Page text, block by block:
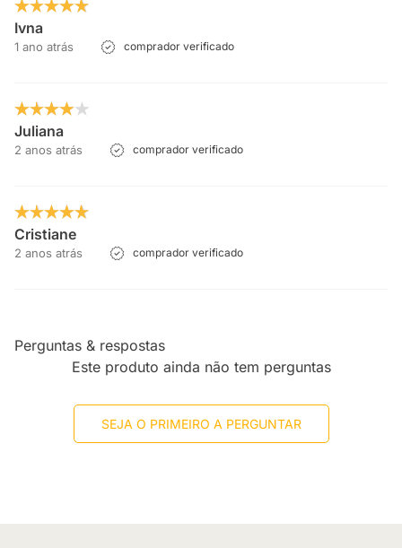
Ivna
1 ano atrás comprador verificado
Juliana
2 anos atrás comprador verificado
Cristiane
2 anos atrás comprador verificado
Perguntas & respostas
Este produto ainda não tem perguntas
SEJA O PRIMEIRO A PERGUNTAR